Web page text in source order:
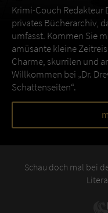
Krimi-Couch Redakteur
privates Bücherarchiv,
umfasst. Kommen Sie
amüsante kleine
Charme, skurrilen und
Willkommen bei „Dr.
Schattenseiten“.
Schau doch mal bei